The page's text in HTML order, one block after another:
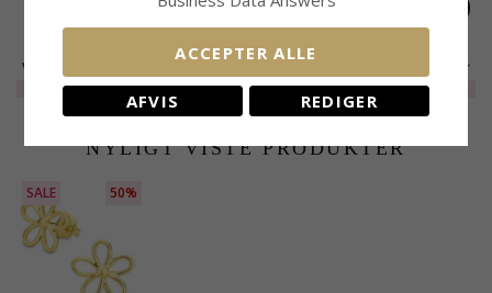
Vandfaste blomster
øreringe i forgyldt
EXTRA65,-
øreringe i forgyldt
EXTRA135,-
Vandfaste blomster
øreringe i forgyldt
stål - OCEANA
EXTRA150,-
NYLIGT VISTE PRODUKTER
SALE 50%
ACCEPTER ALLE
AFVIS REDIGER